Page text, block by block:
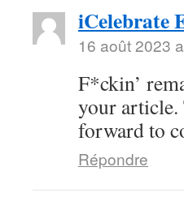
iCelebrate
16 août 2023
F*ckin’
your article.
forward to
Répondre